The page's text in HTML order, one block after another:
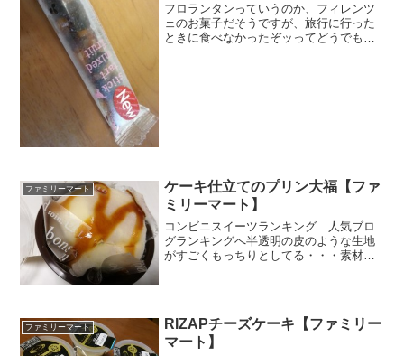
フロランタンっていうのか、フィレンツ
ェのお菓子だそうですが、旅行に行った
ときに食べなかったぞッってどうでもい
ファミリーマート
ケーキ仕立てのプリン大福【ファ
ミリーマート】
コンビニスイーツランキング 人気ブロ
グランキングへ半透明の皮のような生地
がすごくもっちりとしてる・・・素材は
そのほかにスポンジ生地...
ファミリーマート
RIZAPチーズケーキ【ファミリー
マート】